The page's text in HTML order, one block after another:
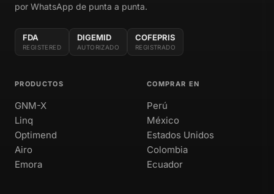
por WhatsApp de punta a punta.
FDA
REGISTERED
DIGEMID
AUTORIZADO
COFEPRIS
REGISTRADO
PRODUCTOS
GNM-X
Linq
Optimend
Airo
Emora
COMPRAR EN
Perú
México
Estados Unidos
Colombia
Ecuador